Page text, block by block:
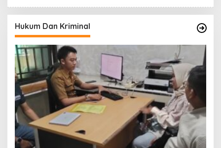
Hukum Dan Kriminal